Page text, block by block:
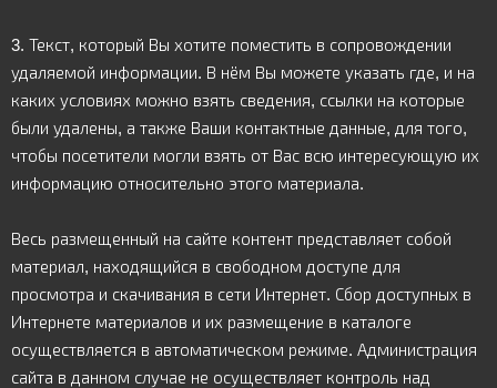
3. Текст, который Вы хотите поместить в сопровождении
удаляемой информации. В нём Вы можете указать где, и на
каких условиях можно взять сведения, ссылки на которые
были удалены, а также Ваши контактные данные, для того,
чтобы посетители могли взять от Вас всю интересующую их
информацию относительно этого материала.
Весь размещенный на сайте контент представляет собой
материал, находящийся в свободном доступе для
просмотра и скачивания в сети Интернет. Сбор доступных в
Интернете материалов и их размещение в каталоге
осуществляется в автоматическом режиме. Администрация
сайта в данном случае не осуществляет контроль над